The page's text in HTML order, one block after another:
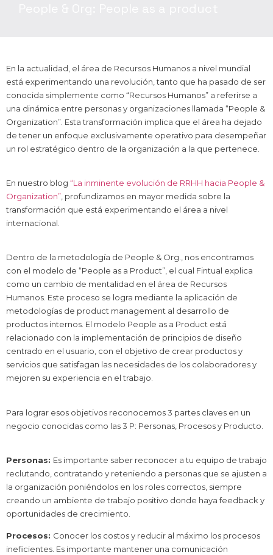
En la actualidad, el área de Recursos Humanos a nivel mundial
está experimentando una revolución, tanto que ha pasado de ser
conocida simplemente como “Recursos Humanos” a referirse a
una dinámica entre personas y organizaciones llamada “People &
Organization”. Esta transformación implica que el área ha dejado
de tener un enfoque exclusivamente operativo para desempeñar
un rol estratégico dentro de la organización a la que pertenece.
En nuestro blog “La inminente evolución de RRHH hacia People &
Organization” , profundizamos en mayor medida sobre la
transformación que está experimentando el área a nivel
internacional.
Dentro de la metodología de People & Org., nos encontramos
con el modelo de “People as a Product”, el cual Fintual explica
como un cambio de mentalidad en el área de Recursos
Humanos. Este proceso se logra mediante la aplicación de
metodologías de product management al desarrollo de
productos internos. El modelo People as a Product está
relacionado con la implementación de principios de diseño
centrado en el usuario, con el objetivo de crear productos y
servicios que satisfagan las necesidades de los colaboradores y
mejoren su experiencia en el trabajo.
Para lograr esos objetivos reconocemos 3 partes claves en un
negocio conocidas como las 3 P: Personas, Procesos y Producto.
Personas: Es importante saber reconocer a tu equipo de trabajo
reclutando, contratando y reteniendo a personas que se ajusten a
la organización poniéndolos en los roles correctos, siempre
creando un ambiente de trabajo positivo donde haya feedback y
oportunidades de crecimiento.
Procesos: Conocer los costos y reducir al máximo los procesos
ineficientes. Es importante mantener una comunicación